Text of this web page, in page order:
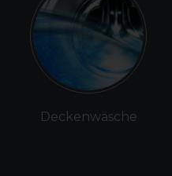
Deckenwäsche